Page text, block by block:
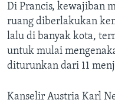
Di Prancis, kewajiban
ruang diberlakukan
lalu di banyak kota,
untuk mulai
diturunkan dari 11
Kanselir Austria Karl